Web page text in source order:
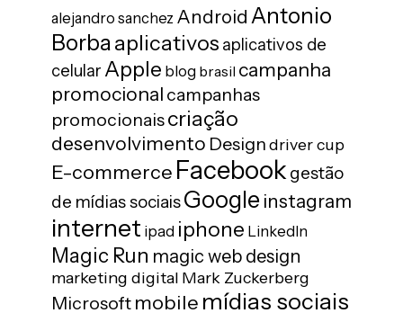
alejandro sanchez Android Antonio
Borba aplicativos aplicativos de
celular Apple blog brasil campanha
promocional campanhas
promocionaiscriação
desenvolvimento Designdriver cup
E-commerce Facebookgestão
de mídias sociaisGoogle instagram
internet ipad iphone LinkedIn
Magic Run magic web design
marketing digital Mark Zuckerberg
Microsoft mobile mídias sociais